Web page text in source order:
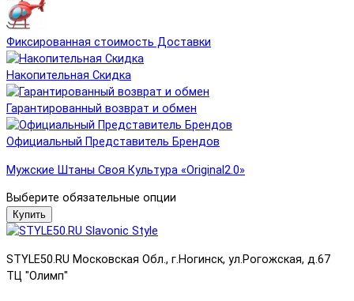
Фиксированная стоимость Доставки
Накопительная Скидка
Гарантированный возврат и обмен
Официальный Представитель Брендов
Мужские Штаны Своя Культура «Original2.0»
Выберите обязательные опции
Купить
STYLE50.RU Московская Обл., г.Ногинск, ул.Рогожская, д.67
ТЦ "Олимп"